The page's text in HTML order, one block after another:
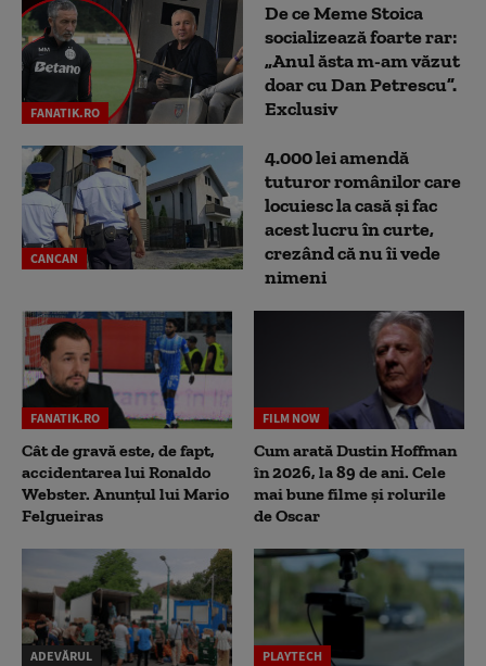
FANATIK.RO
De ce Meme Stoica
socializează foarte rar:
„Anul ăsta m-am văzut
doar cu Dan Petrescu”.
Exclusiv
CANCAN
4.000 lei amendă
tuturor românilor care
locuiesc la casă și fac
acest lucru în curte,
crezând că nu îi vede
nimeni
FANATIK.RO
Cât de gravă este, de fapt,
accidentarea lui Ronaldo
Webster. Anunțul lui Mario
Felgueiras
FILM NOW
Cum arată Dustin Hoffman
în 2026, la 89 de ani. Cele
mai bune filme și rolurile
de Oscar
ADEVĂRUL PLAYTECH